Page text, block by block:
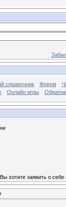
справочник Форум
Онлайн игры
хотите заявить о